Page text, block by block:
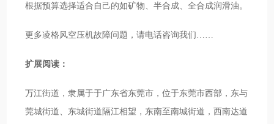
根据预算选择适合自己的如矿物、半合成、全合成润滑油。
更多凌格风空压机故障问题，请电话咨询我们……
扩展阅读：
万江街道，隶属于于广东省东莞市，位于东莞市西部，东与
莞城街道、东城街道隔江相望，东南至南城街道，西南达道